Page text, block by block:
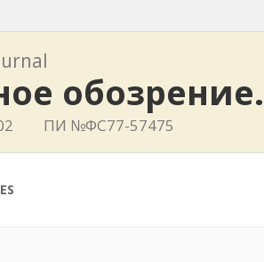
ПИ №ФС77-57475